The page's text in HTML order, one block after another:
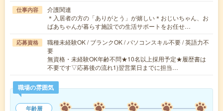
仕事内容
介護関連
＊入居者の方の「ありがとう」が嬉しい＊おじいちゃん、お
ばあちゃんが暮らす施設での生活サポートをお任せ…
応募資格
職種未経験OK / ブランクOK / パソコンスキル不要 / 英語力不
要
無資格・未経験OK年齢不問★10名以上採用予定★履歴書は
不要です▽応募後の流れ1)翌営業日までに担当…
職場の雰囲気
年齢層